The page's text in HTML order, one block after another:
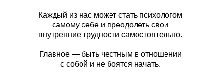
Каждый из нас может стать психологом
самому себе и преодолеть свои
внутренние трудности самостоятельно.
Главное — быть честным в отношении
с собой и не боятся начать.